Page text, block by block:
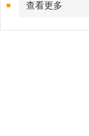
查看更多